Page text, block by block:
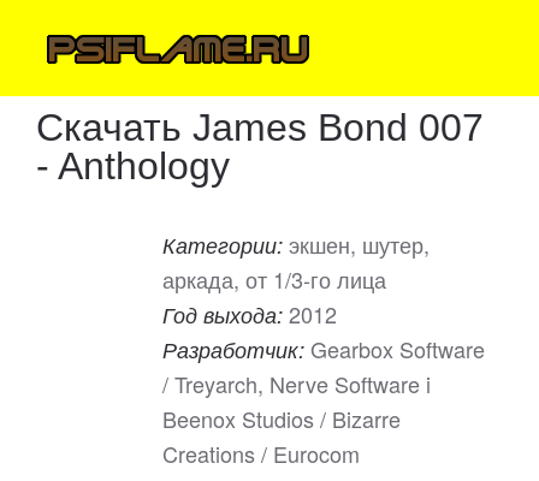
Скачать James Bond 007
- Anthology
Категории: экшен, шутер,
аркада, от 1/3-го лица
Год выхода: 2012
Разработчик: Gearbox Software
/ Treyarch, Nerve Software i
Beenox Studios / Bizarre
Creations / Eurocom